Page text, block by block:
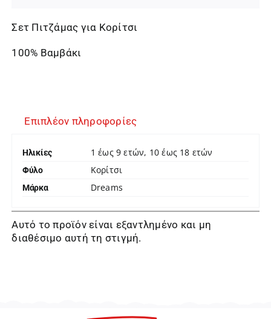
Σετ Πιτζάμας για Κορίτσι
100% Βαμβάκι
Επιπλέον πληροφορίες
Ηλικίες 1 έως 9 ετών, 10 έως 18 ετών
Φύλο Κορίτσι
Μάρκα Dreams
Αυτό το προϊόν είναι εξαντλημένο και μη
διαθέσιμο αυτή τη στιγμή.